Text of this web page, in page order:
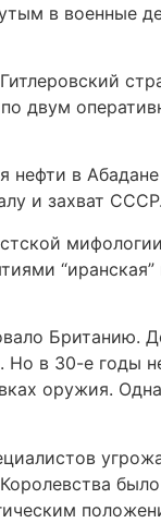
в военные
двум
в
и захват СССР.
“иранская”
Британию.
в 30-е годы
оружия.